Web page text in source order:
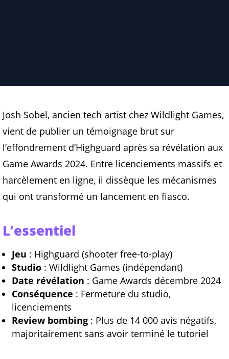
Josh Sobel, ancien tech artist chez Wildlight Games,
vient de publier un témoignage brut sur
l’effondrement d’Highguard après sa révélation aux
Game Awards 2024. Entre licenciements massifs et
harcèlement en ligne, il dissèque les mécanismes
qui ont transformé un lancement en fiasco.
L’essentiel
Jeu : Highguard (shooter free-to-play)
Studio : Wildlight Games (indépendant)
Date révélation : Game Awards décembre 2024
Conséquence : Fermeture du studio,
licenciements
Review bombing : Plus de 14 000 avis négatifs,
majoritairement sans avoir terminé le tutoriel